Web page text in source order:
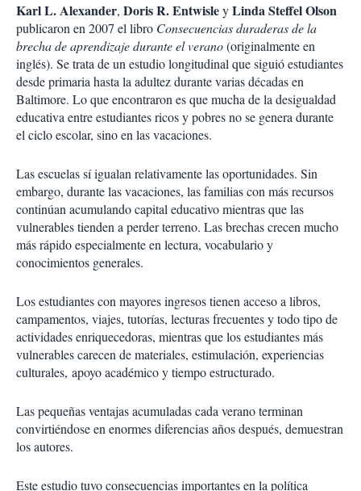
Karl L. Alexander, Doris R. EntwisleyLinda Steffel Olson
publicaron en 2007 el libro Consecuencias duraderas de la
brecha de aprendizaje durante el verano(originalmente en
inglés). Se trata de un estudio longitudinal que siguió estudiantes
desde primaria hasta la adultez durante varias décadas en
Baltimore. Lo que encontraron es que mucha de la desigualdad
educativa entre estudiantes ricos y pobres no se genera durante
el ciclo escolar, sino en las vacaciones.
Las escuelas sí igualan relativamente las oportunidades. Sin
embargo, durante las vacaciones, las familias con más recursos
continúan acumulando capital educativo mientras que las
vulnerables tienden a perder terreno. Las brechas crecen mucho
más rápido especialmente en lectura, vocabulario y
conocimientos generales.
Los estudiantes con mayores ingresos tienen acceso a libros,
campamentos, viajes, tutorías, lecturas frecuentes y todo tipo de
actividades enriquecedoras, mientras que los estudiantes más
vulnerables carecen de materiales, estimulación, experiencias
culturales, apoyo académico y tiempo estructurado.
Las pequeñas ventajas acumuladas cada verano terminan
convirtiéndose en enormes diferencias años después, demuestran
los autores.
Este estudio tuvo consecuencias importantes en la política